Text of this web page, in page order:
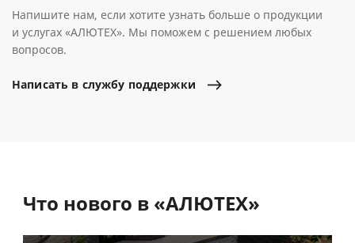
Напишите нам, если хотите узнать больше о продукции
и услугах «АЛЮТЕХ». Мы поможем с решением любых
вопросов.
Написать в службу поддержки
Что нового в «АЛЮТЕХ»